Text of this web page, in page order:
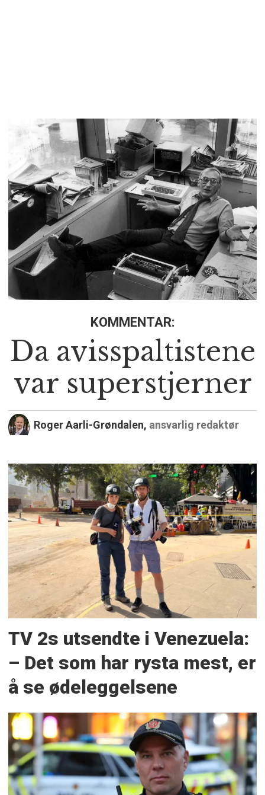
KOMMENTAR:
Da avisspaltistene
var superstjerner
Roger Aarli-Grøndalen, ansvarlig redaktør
TV 2s utsendte i Venezuela:
– Det som har rysta mest, er
å se ødeleggelsene